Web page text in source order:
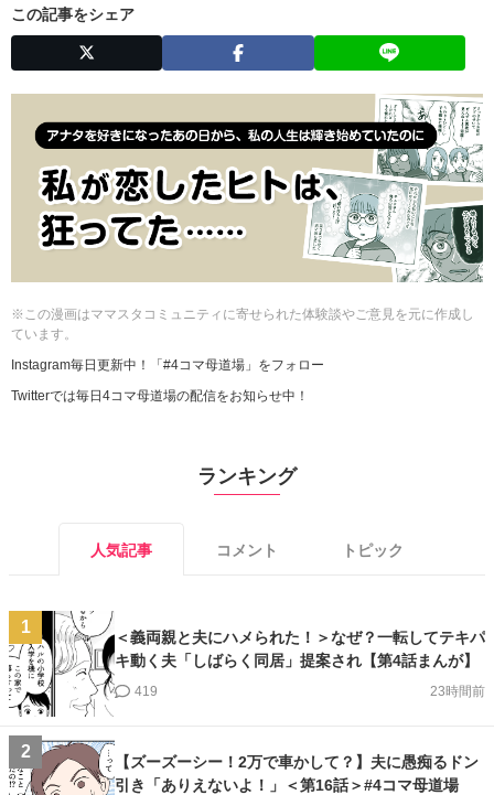
この記事をシェア
※この漫画はママスタコミュニティに寄せられた体験談やご意見を元に作成し
ています。
Instagram毎日更新中！「#4コマ母道場」をフォロー
Twitterでは毎日4コマ母道場の配信をお知らせ中！
ランキング
人気記事 コメント トピック
1
＜義両親と夫にハメられた！＞なぜ？一転してテキパ
キ動く夫「しばらく同居」提案され【第4話まんが】
23時間前
419
2
【ズーズーシー！2万で車かして？】夫に愚痴るドン
引き「ありえないよ！」＜第16話＞#4コマ母道場